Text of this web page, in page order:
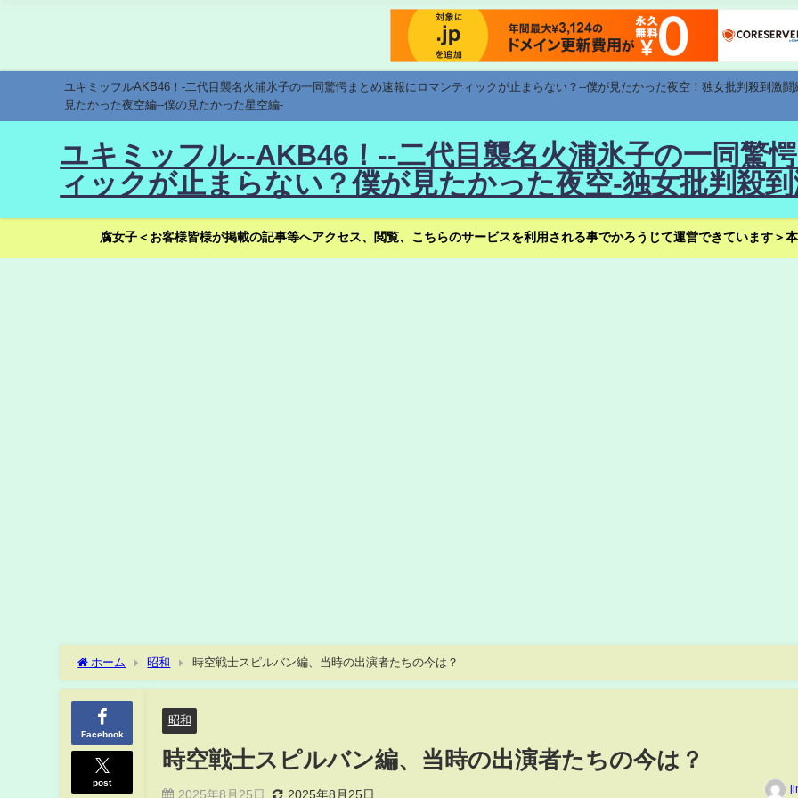
ユキミッフルAKB46！-二代目襲名火浦氷子の一同驚愕まとめ速報にロマンティックが止まらない？--僕が見たかった夜空！独女批判殺到激
見たかった夜空編--僕の見たかった星空編-
ユキミッフル--AKB46！--二代目襲名火浦氷子の一同驚
ィックが止まらない？僕が見たかった夜空-独女批判殺
腐女子＜お客様皆様が掲載の記事等へアクセス、閲覧、こちらのサービスを利用される事でかろうじて運営できています＞
ホーム 昭和 時空戦士スピルバン編、当時の出演者たちの今は？
Facebook
post
昭和
時空戦士スピルバン編、当時の出演者たちの今は？
2025年8月25日 2025年8月25日